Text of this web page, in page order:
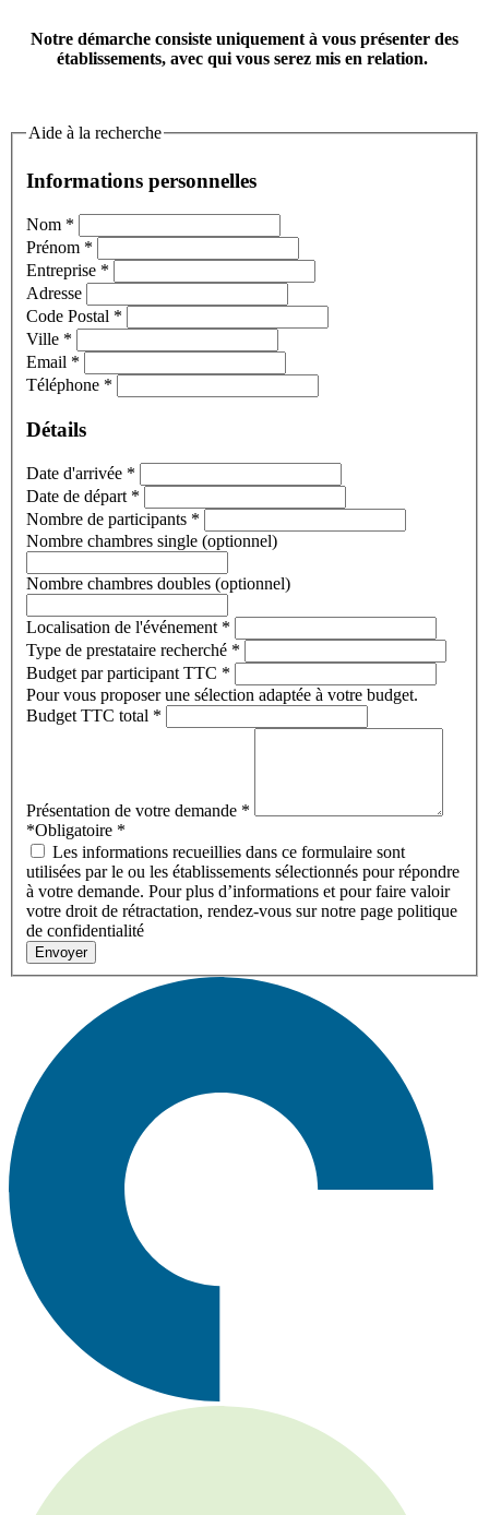
Notre démarche consiste uniquement à vous présenter des
établissements, avec qui vous serez mis en relation.
Aide à la recherche
Informations personnelles
Nom *
Prénom *
Entreprise *
Adresse
Code Postal *
Ville *
Email *
Téléphone *
Détails
Date d'arrivée *
Date de départ *
Nombre de participants *
Nombre chambres single (optionnel)
Nombre chambres doubles (optionnel)
Localisation de l'événement *
Type de prestataire recherché *
Budget par participant TTC *
Pour vous proposer une sélection adaptée à votre budget.
Budget TTC total *
Présentation de votre demande *
*Obligatoire *
Les informations recueillies dans ce formulaire sont
utilisées par le ou les établissements sélectionnés pour répondre
à votre demande. Pour plus d’informations et pour faire valoir
votre droit de rétractation, rendez-vous sur notre page politique
de confidentialité
Envoyer